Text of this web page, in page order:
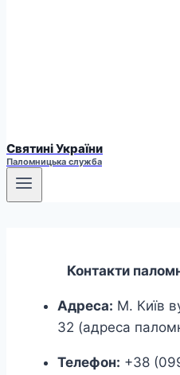
Святині України
Паломницька служба
Контакти
Адреса: М. Київ
32 (адреса
Телефон: +38